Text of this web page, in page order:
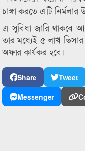
চাঙ্গা করতে এটি
এ সুবিধা জারি থাকবে
তার মধ্যেই ৫ লাখ ভিসার
অফার কার্যকর হবে।
Share Tweet
Messenger